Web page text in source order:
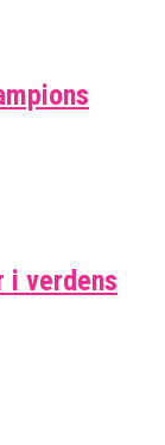
i verdens